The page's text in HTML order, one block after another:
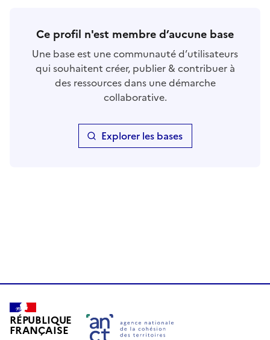
Ce profil n'est membre d’aucune base
Une base est une communauté d’utilisateurs
qui souhaitent créer, publier & contribuer à
des ressources dans une démarche
collaborative.
Explorer les bases
RÉPUBLIQUE
FRANÇAISE